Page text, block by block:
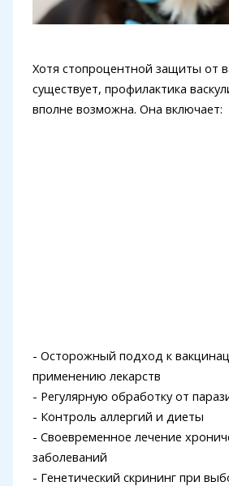
Хотя стопроцентной защиты от
существует, профилактика
вполне возможна. Она включает:
- Осторожный подход к
применению лекарств
- Регулярную обработку от
- Контроль аллергий и диеты
- Своевременное лечение
заболеваний
- Генетический скрининг при